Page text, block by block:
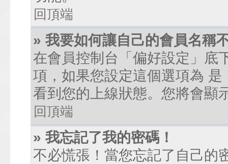
回頂端
» 我要如何讓自己的會員名稱
在會員控制台「偏好設定」底
項，如果您設定這個選項為 是
看到您的上線狀態。您將會顯
回頂端
» 我忘記了我的密碼！
不必慌張！當您忘記了自己的